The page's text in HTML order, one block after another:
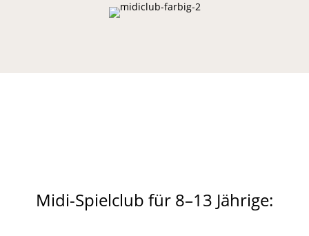
Midi-Spielclub für 8–13 Jährige: